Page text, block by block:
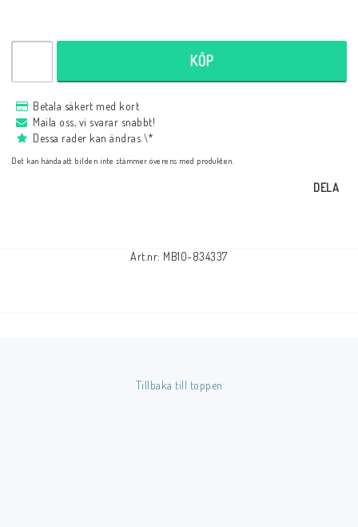
KÖP
Betala säkert med kort
Maila oss, vi svarar snabbt!
Dessa rader kan ändras \*
Det kan hända att bilden inte stämmer överens med produkten.
DELA
Art.nr: MB10-834337
Tillbaka till toppen